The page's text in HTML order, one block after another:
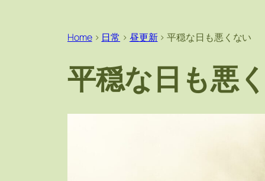
Home> 日常 > 昼更新>平穏な日も悪くない
平穏な日も悪